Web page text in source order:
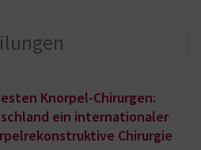
Knorpel-Chirurgen:
ein internationaler
Chirurgie